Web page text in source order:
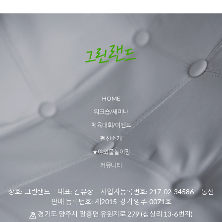
HOME
워크숍/세미나
체육대회/이벤트
펜션소개
★야외물놀이장
커뮤니티
상호: 그린랜드 대표: 김유상 사업자등록번호: 217-02-34586 통신
판매 등록번호: 제2015-경기 양주-0071호
경기도 양주시 장흥면 유원지로 279 (삼상리 13-6번지)